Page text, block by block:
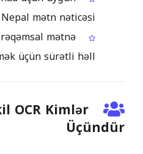
Nepal mətn nəticəsi
mətnə
üçün sürətli həll
OCR Kimlər
Üçündür